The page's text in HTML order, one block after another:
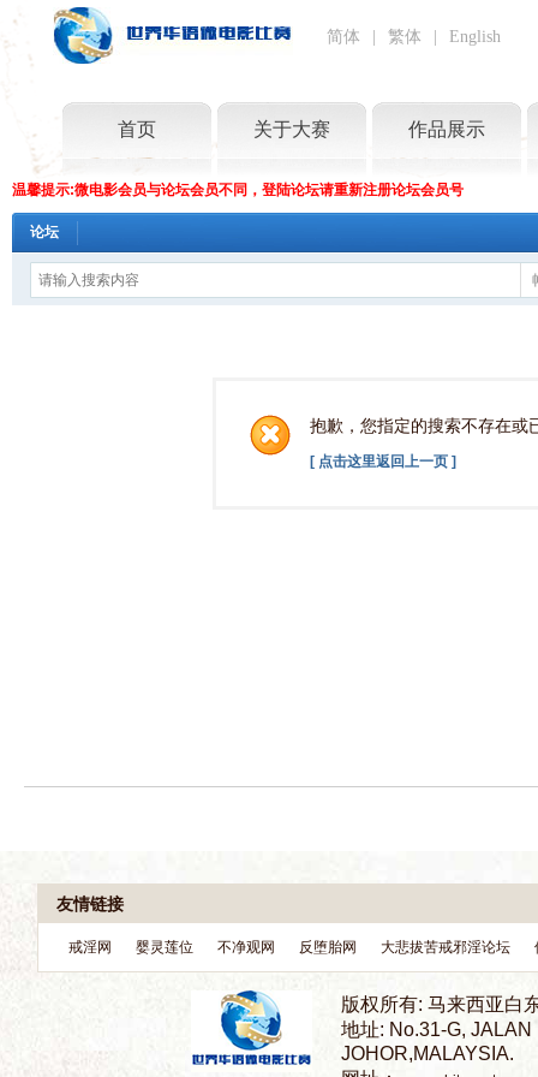
简体 繁体 English
首页 关于大赛 作品展示
温馨提示:微电影会员与论坛会员不同，登陆论坛请重新注册论坛会员号
论坛
抱歉，您指定的搜索不存在或
[ 点击这里返回上一页 ]